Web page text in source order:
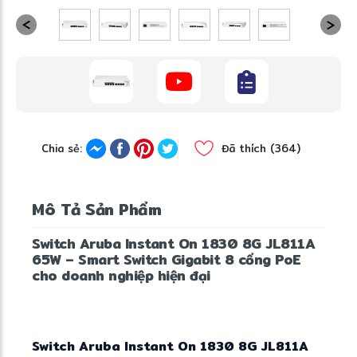
Chia sẻ: Đã thích (364)
Mô Tả Sản Phẩm
Switch Aruba Instant On 1830 8G JL811A
65W – Smart Switch Gigabit 8 cổng PoE
cho doanh nghiệp hiện đại
Switch Aruba Instant On 1830 8G JL811A